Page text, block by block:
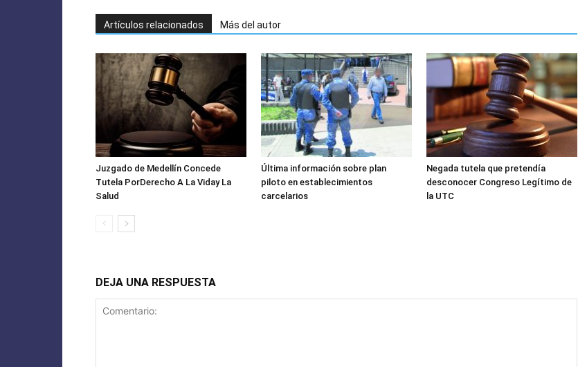
Artículos relacionados Más del autor
Juzgado de Medellín Concede
Tutela PorDerecho A La Viday La
Salud
Última información sobre plan
piloto en establecimientos
carcelarios
Negada tutela que pretendía
desconocer Congreso Legítimo de
la UTC
DEJA UNA RESPUESTA